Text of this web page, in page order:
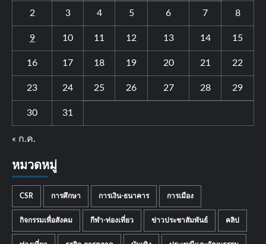
2 3 4 5 6 7 8
9 10 11 12 13 14 15
16 17 18 19 20 21 22
23 24 25 26 27 28 29
30 31
« ก.ค.
หมวดหมู่
CSR การศึกษา การเงิน-ธนาคาร การเมือง
กิจกรรมเพื่อสังคม กีฬา-ท่องเที่ยว ข่าวประชาสัมพันธ์ คลิป